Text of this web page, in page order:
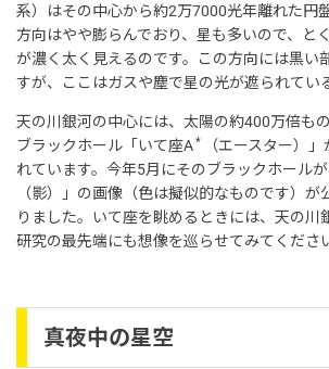
系）はその中心から約2万7000光年離れた円
方向はやや膨らんでおり、星も多いので、と
が濃く太く見えるのです。この方向には黒い
すが、ここはガスや塵で星の光が遮られてい
天の川銀河の中心には、太陽の約400万倍も
ブラックホール「いて座A*
（エースター）
れています。今年5月にそのブラックホール
（影）」の画像（色は擬似的なものです）が
りました。いて座を眺めるときには、天の川
研究の最先端にも想像を巡らせてみてくださ
真夜中の星空